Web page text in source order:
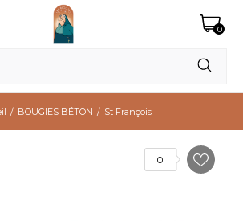
0
BOUGIES BÉTON St François
0